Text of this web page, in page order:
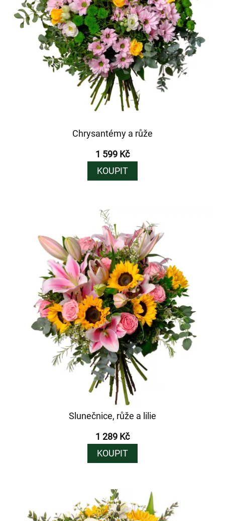
Chrysantémy a růže
1 599 Kč
KOUPIT
Slunečnice, růže a lilie
1 289 Kč
KOUPIT